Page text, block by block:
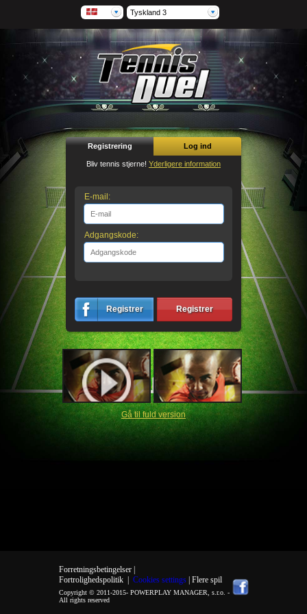
Tyskland 3
Registrering Log ind
Bliv tennis stjerne! Yderligere information
E-mail:
Adgangskode:
Registrer Registrer
Gå til fuld version
Forretningsbetingelser |
Fortrolighedspolitik| Cookies settings | Flere spil
Copyright © 2011-2015- POWERPLAY MANAGER, s.r.o. -
All rights reserved